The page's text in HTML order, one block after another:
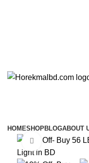
HOMESHOPBLOGABOUT
-10%
Click to